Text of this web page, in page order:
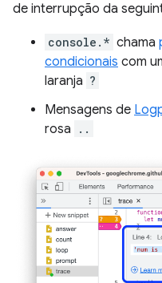
de interrupção da
console.* chama
condicionais com
laranja ?
Mensagens de
rosa
..